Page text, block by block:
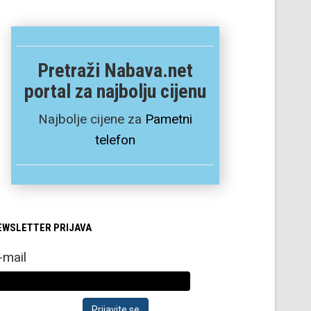
Pretraži Nabava.net
portal za najbolju cijenu
Najbolje cijene za Pametni
telefon
PRIJAVA